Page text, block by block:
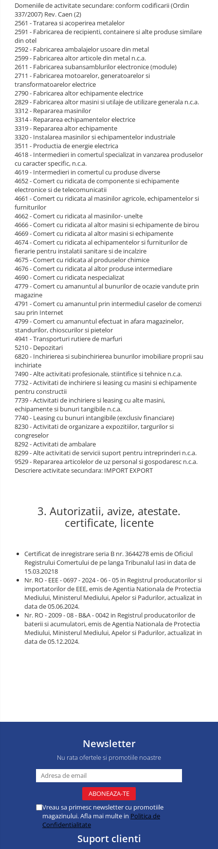
Domeniile de activitate secundare: conform codificarii (Ordin
337/2007) Rev. Caen (2)
2561 - Tratarea si acoperirea metalelor
2591 - Fabricarea de recipienti, containere si alte produse similare
din otel
2592 - Fabricarea ambalajelor usoare din metal
2599 - Fabricarea altor articole din metal n.c.a.
2611 - Fabricarea subansamblurilor electronice (module)
2711 - Fabricarea motoarelor, generatoarelor si
transformatoarelor electrice
2790 - Fabricarea altor echipamente electrice
2829 - Fabricarea altor masini si utilaje de utilizare generala n.c.a.
3312 - Repararea masinilor
3314 - Repararea echipamentelor electrice
3319 - Repararea altor echipamente
3320 - Instalarea masinilor si echipamentelor industriale
3511 - Productia de energie electrica
4618 - Intermedieri in comertul specializat in vanzarea produselor
cu caracter specific, n.c.a.
4619 - Intermedieri in comertul cu produse diverse
4652 - Comert cu ridicata de componente si echipamente
electronice si de telecomunicatii
4661 - Comert cu ridicata al masinilor agricole, echipamentelor si
furniturilor
4662 - Comert cu ridicata al masinilor- unelte
4666 - Comert cu ridicata al altor masini si echipamente de birou
4669 - Comert cu ridicata al altor masini si echipamente
4674 - Comert cu ridicata al echipamentelor si furniturilor de
fierarie pentru instalatii sanitare si de incalzire
4675 - Comert cu ridicata al produselor chimice
4676 - Comert cu ridicata al altor produse intermediare
4690 - Comert cu ridicata nespecializat
4779 - Comert cu amanuntul al bunurilor de ocazie vandute prin
magazine
4791 - Comert cu amanuntul prin intermediul caselor de comenzi
sau prin Internet
4799 - Comert cu amanuntul efectuat in afara magazinelor,
standurilor, chioscurilor si pietelor
4941 - Transporturi rutiere de marfuri
5210 - Depozitari
6820 - Inchirierea si subinchirierea bunurilor imobiliare proprii sau
inchiriate
7490 - Alte activitati profesionale, stiintifice si tehnice n.c.a.
7732 - Activitati de inchiriere si leasing cu masini si echipamente
pentru constructii
7739 - Activitati de inchiriere si leasing cu alte masini,
echipamente si bunuri tangibile n.c.a.
7740 - Leasing cu bunuri intangibile (exclusiv financiare)
8230 - Activitati de organizare a expozitiilor, targurilor si
congreselor
8292 - Activitati de ambalare
8299 - Alte activitati de servicii suport pentru intreprinderi n.c.a.
9529 - Repararea articolelor de uz personal si gospodaresc n.c.a.
Descriere activitate secundara: IMPORT EXPORT
3. Autorizatii, avize, atestate.
certificate, licente
Certificat de inregistrare seria B nr. 3644278 emis de Oficiul
Registrului Comertului de pe langa Tribunalul Iasi in data de
15.03.20218
Nr. RO - EEE - 0697 - 2024 - 06 - 05 in Registrul producatorilor si
importatorilor de EEE, emis de Agentia Nationala de Protectia
Mediului, Ministerul Mediului, Apelor si Padurilor, actualizat in
data de 05.06.2024.
Nr. RO - 2009 - 08 - B&A - 0042 in Registrul producatorilor de
baterii si acumulatori, emis de Agentia Nationala de Protectia
Mediului, Ministerul Mediului, Apelor si Padurilor, actualizat in
data de 05.12.2024.
Newsletter
Nu rata ofertele si promotiile noastre
Vreau sa primesc newsletter cu promotiile
magazinului. Afla mai multe in Politica de
Confidentialitate
Suport clienti